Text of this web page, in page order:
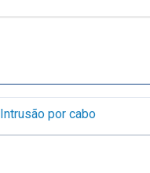
Intrusão por cabo